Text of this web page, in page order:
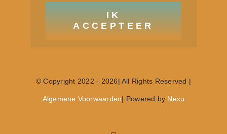
IK
ACCEPTEER
© Copyright 2022 - 2026| All Rights Reserved |
Algemene Voorwaarden| Powered by Nexu